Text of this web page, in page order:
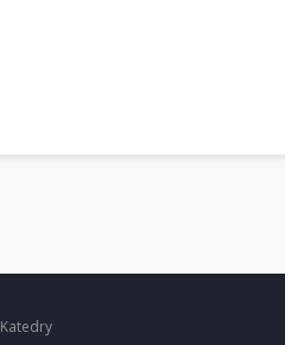
Katedry